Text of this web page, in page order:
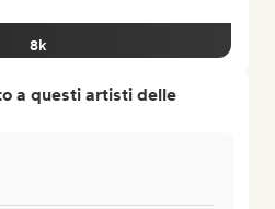
8k
a questi artisti delle